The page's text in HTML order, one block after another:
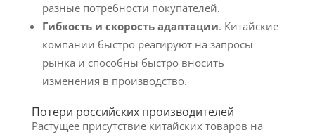
разные потребности покупателей.
Гибкость и скорость адаптации. Китайские
компании быстро реагируют на запросы
рынка и способны быстро вносить
изменения в производство.
Потери российских производителей
Растущее присутствие китайских товаров на